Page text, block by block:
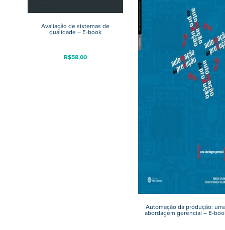
Avaliação de sistemas de
qualidade – E-book
R$58,00
Automação da produção:
abordagem gerencial – E-